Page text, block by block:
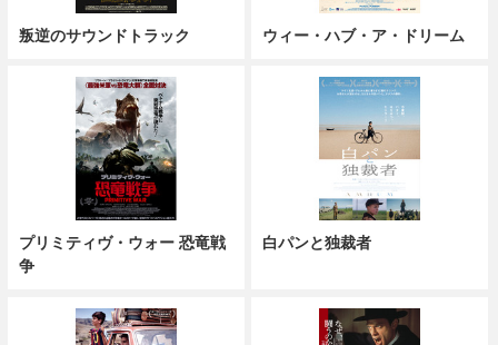
叛逆のサウンドトラック ウィー・ハブ・ア・ドリーム
プリミティヴ・ウォー 恐竜戦
争
白パンと独裁者